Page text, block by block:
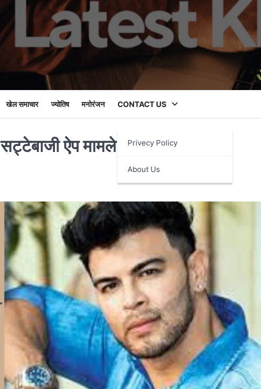
खेल समाचार ज्योतिष मनोरंजन CONTACT US
Privecy Policy
About Us
ऐप मामले में 28 अप्रैल को